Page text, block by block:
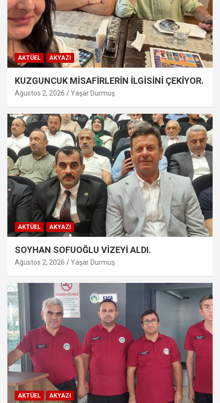
AKTÜEL AKYAZI
KUZGUNCUK MİSAFİRLERİN İLGİSİNİ ÇEKİYOR.
Ağustos 2, 2026 Yaşar Durmuş
AKTÜEL AKYAZI
SOYHAN SOFUOĞLU VİZEYİ ALDI.
Ağustos 2, 2026 Yaşar Durmuş
AKTÜEL AKYAZI